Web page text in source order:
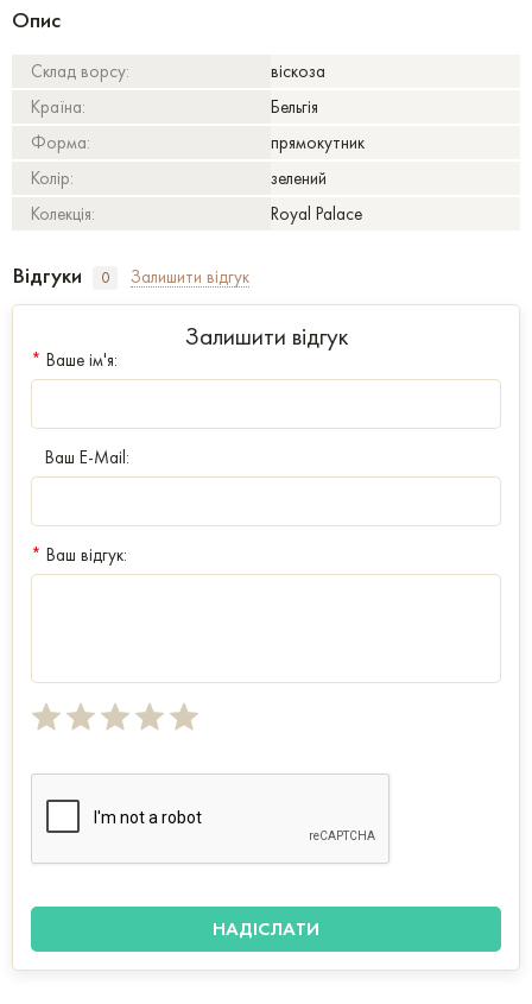
Опис
Склад ворсу:
віскоза
Країна:
Бельгія
Форма:
прямокутник
Колір:
зелений
Колекція:
Royal Palace
Відгуки 0 Залишити відгук
Залишити відгук
* Ваше ім'я:
Ваш E-Mail:
* Ваш відгук: